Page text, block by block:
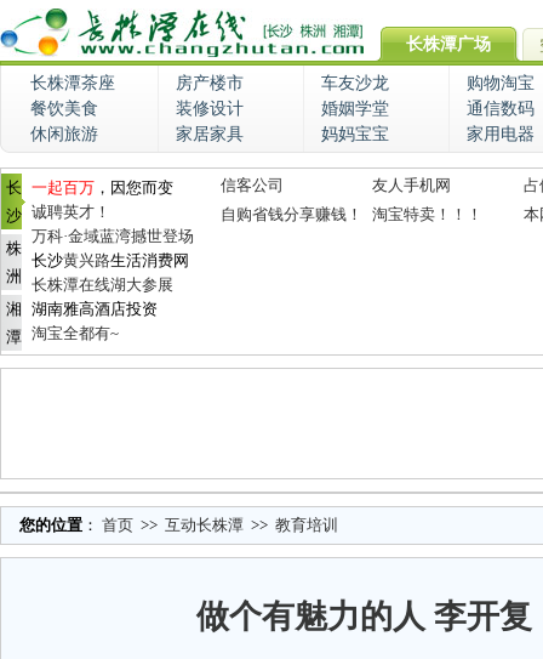
长株潭广场
长株潭茶座 房产楼市 车友沙龙
购物淘宝
餐饮美食
装修设计 婚姻学堂
通信数码
休闲旅游
家居家具 妈妈宝宝 家用电器
长
沙
株
洲
湘
潭
一起百万 ，因您而变
诚聘英才！
万科·金域蓝湾撼世登场
长沙黄兴路生活消费网
长株潭在线湖大参展
湖南雅高酒店投资
淘宝全都有~
信客公司 友人手机网
占
自购省钱分享赚钱！
淘宝特卖！！！ 本
您的位置 ： 首页 >> 互动长株潭 >> 教育培训
做个有魅力的人 李开复